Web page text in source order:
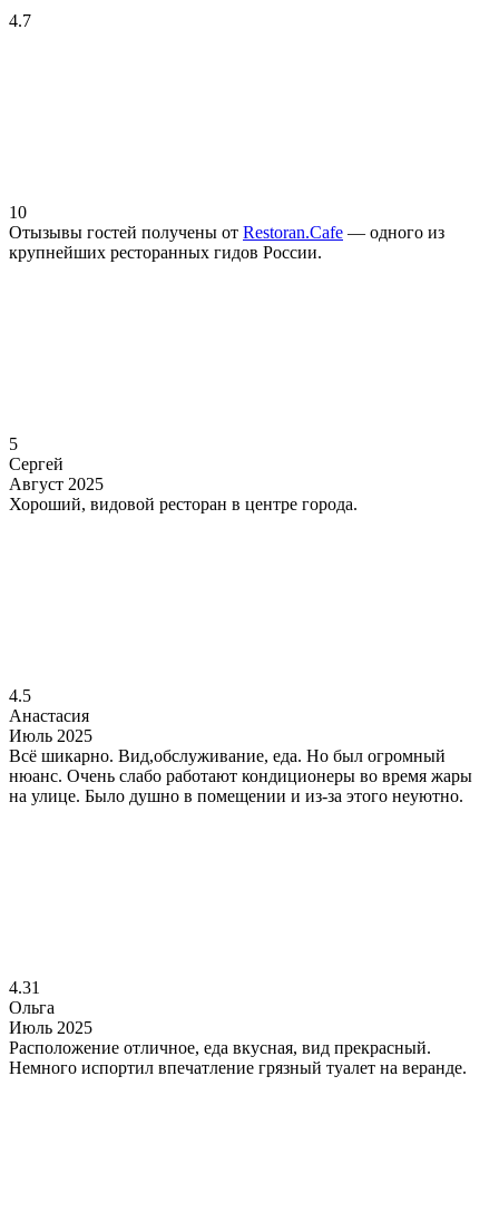
4.7
10
Отызывы гостей получены от Restoran.Cafe — одного из
крупнейших ресторанных гидов России.
5
Сергей
Август 2025
Хороший, видовой ресторан в центре города.
4.5
Анастасия
Июль 2025
Всё шикарно. Вид,обслуживание, еда. Но был огромный
нюанс. Очень слабо работают кондиционеры во время жары
на улице. Было душно в помещении и из-за этого неуютно.
4.31
Ольга
Июль 2025
Расположение отличное, еда вкусная, вид прекрасный.
Немного испортил впечатление грязный туалет на веранде.